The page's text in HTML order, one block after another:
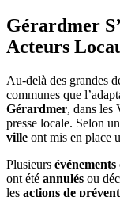
Gérardmer
Acteurs
Au-delà des grandes
communes que
Gérardmer, dans les
presse locale. Selon
ville ont mis en place
Plusieurs événements
ont été annulés ou
les actions de